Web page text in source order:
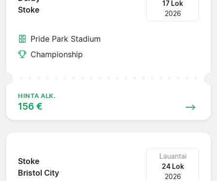
Stoke
17 Lok
2026
Pride Park Stadium
Championship
HINTA ALK.
156 €
Stoke
Bristol City
Lauantai
24 Lok
2026